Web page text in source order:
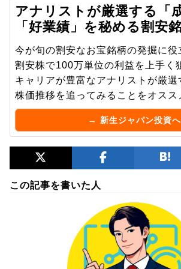
アナリストが厳選する「
「好業績」を秘める割安
今が旬の割安なお宝銘柄の発掘に役
割安株で100万単位の利益を上手く
キャリアが豊富なアナリストが厳選
株価推移を追ってみることをオスス
→ 新生ジャパン投資へ
この記事を書いた人